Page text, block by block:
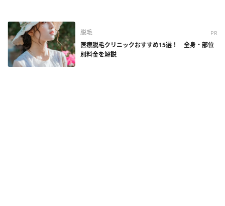
脱毛 PR
医療脱毛クリニックおすすめ15選！ 全身・部位
別料金を解説